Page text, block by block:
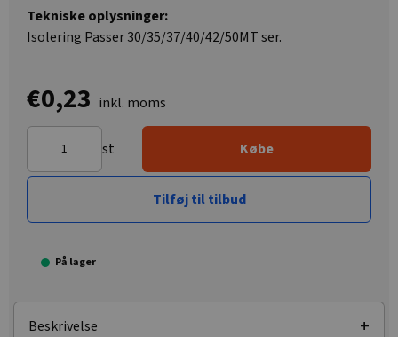
Tekniske oplysninger:
Isolering Passer 30/35/37/40/42/50MT ser.
€0,23 inkl. moms
st Købe
Tilføj til tilbud
På lager
Beskrivelse